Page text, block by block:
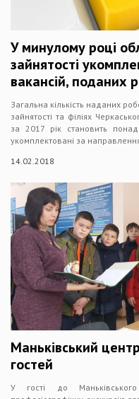
У минулому році
зайнятості
вакансій, поданих
Загальна кількість наданих
зайнятості та філіях
за 2017 рік становить
укомплектовані за
14.02.2018
Маньківський
гостей
У гості до